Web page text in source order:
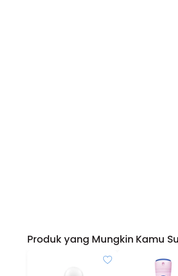
Produk yang Mungkin Kamu